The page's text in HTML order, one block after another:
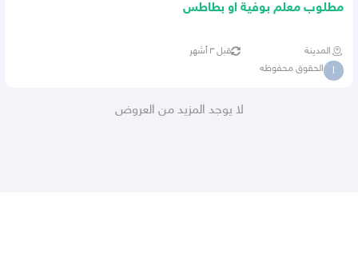
مطلوب معلم بوفية او بطاطس
المدينة قبل ٣ أشهر
ا الحقوق محفوظه
لا يوجد المزيد من العروض